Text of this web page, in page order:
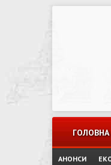
ГОЛОВНА
АНОНСИ